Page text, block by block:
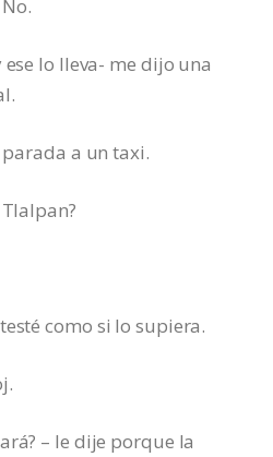
lo lleva- me dijo una
a un taxi.
como si lo supiera.
– le dije porque la